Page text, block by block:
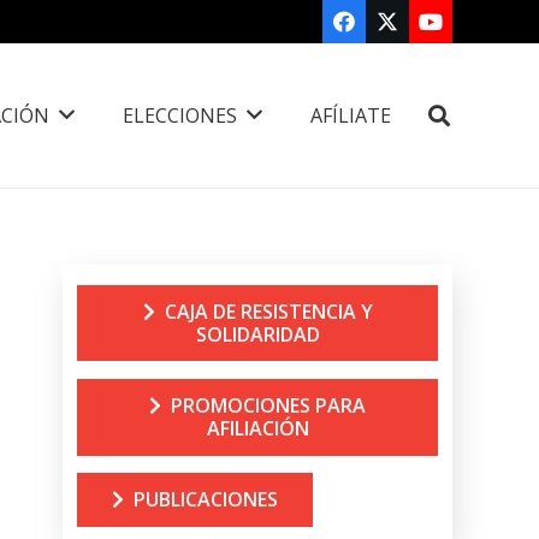
ELECCIONES AFÍLIATE
CAJA DE RESISTENCIA Y
SOLIDARIDAD
PROMOCIONES PARA
AFILIACIÓN
PUBLICACIONES